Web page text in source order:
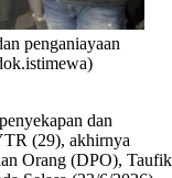
penganiayaan
dan
(29), akhirnya
Orang (DPO), Taufik